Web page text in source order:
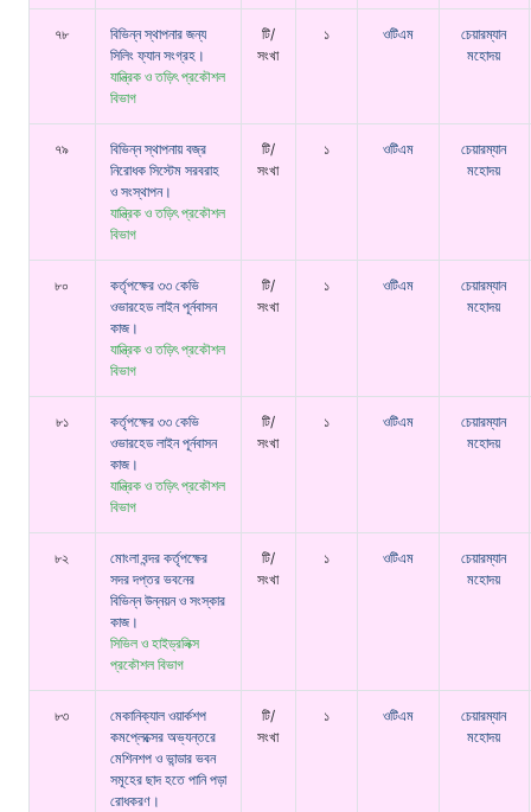
৭৮
বিভিন্ন স্থাপনার জন্য
সিলিং ফ্যান সংগ্রহ।
যান্ত্রিক ও তড়িৎ প্রকৌশল
বিভাগ
টি/
সংখা
১ ওটিএম
চেয়ারম্যান
মহোদয়
৭৯
বিভিন্ন স্থাপনায় বজ্র
নিরোধক সিস্টেম সরবরাহ
ও সংস্থাপন।
যান্ত্রিক ও তড়িৎ প্রকৌশল
বিভাগ
টি/
সংখা
১ ওটিএম
চেয়ারম্যান
মহোদয়
৮০
কর্তৃপক্ষের ৩৩ কেভি
ওভারহেড লাইন পূর্নবাসন
কাজ।
যান্ত্রিক ও তড়িৎ প্রকৌশল
বিভাগ
টি/
সংখা
১ ওটিএম
চেয়ারম্যান
মহোদয়
৮১
কর্তৃপক্ষের ৩৩ কেভি
ওভারহেড লাইন পূর্নবাসন
কাজ।
যান্ত্রিক ও তড়িৎ প্রকৌশল
বিভাগ
টি/
সংখা
১ ওটিএম
চেয়ারম্যান
মহোদয়
৮২
মোংলা বন্দর কর্তৃপক্ষের
সদর দপ্তর ভবনের
বিভিন্ন উন্নয়ন ও সংস্কার
কাজ।
সিভিল ও হাইড্রলিক্স
প্রকৌশল বিভাগ
টি/
সংখা
১ ওটিএম
চেয়ারম্যান
মহোদয়
৮৩
মেকানিক্যাল ওয়ার্কশপ
কমপ্লেক্সের অভ্যন্তরে
মেশিনশপ ও ভান্ডার ভবন
সমূহের ছাদ হতে পানি পড়া
রোধকরণ।
টি/
সংখা
১ ওটিএম
চেয়ারম্যান
মহোদয়